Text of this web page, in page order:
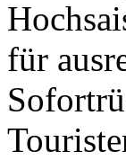
für